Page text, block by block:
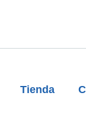
Tienda